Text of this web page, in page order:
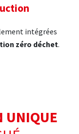
intégrées
zéro déchet.
UNIQUE